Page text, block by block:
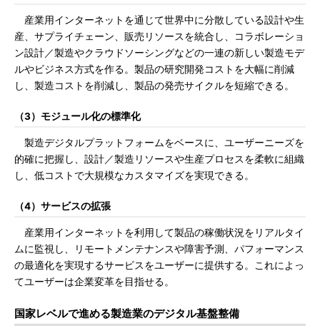
産業用インターネットを通じて世界中に分散している設計や生
産、サプライチェーン、販売リソースを統合し、コラボレーショ
ン設計／製造やクラウドソーシングなどの一連の新しい製造モデ
ルやビジネス方式を作る。製品の研究開発コストを大幅に削減
し、製造コストを削減し、製品の発売サイクルを短縮できる。
（3）モジュール化の標準化
製造デジタルプラットフォームをベースに、ユーザーニーズを
的確に把握し、設計／製造リソースや生産プロセスを柔軟に組織
し、低コストで大規模なカスタマイズを実現できる。
（4）サービスの拡張
産業用インターネットを利用して製品の稼働状況をリアルタイ
ムに監視し、リモートメンテナンスや障害予測、パフォーマンス
の最適化を実現するサービスをユーザーに提供する。これによっ
てユーザーは企業変革を目指せる。
国家レベルで進める製造業のデジタル基盤整備